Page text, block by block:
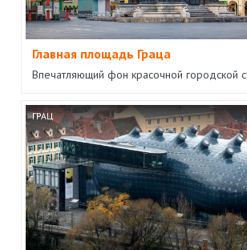
Главная площадь Граца
Впечатляющий фон красочной городской
ГРАЦ